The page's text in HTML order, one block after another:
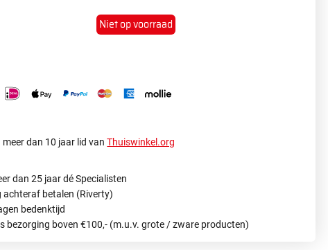
Niet op voorraad
meer dan 10 jaar lid vanThuiswinkel.org
dan 25 jaar dé Specialisten
achteraf betalen (Riverty)
bedenktijd
bezorging boven €100,- (m.u.v. grote / zware producten)